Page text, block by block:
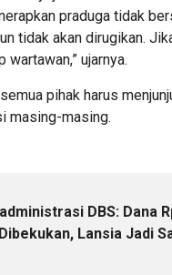
praduga tidak
tidak akan dirugikan.
ujarnya.
pihak harus
masing-masing.
DBS: Dana
Lansia Jadi